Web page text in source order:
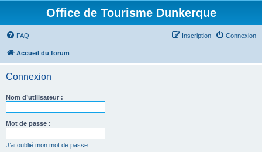
Office de Tourisme Dunkerque
FAQ Connexion
Inscription
Accueil du forum
Connexion
Nom d’utilisateur :
Mot de passe :
J’ai oublié mon mot de passe